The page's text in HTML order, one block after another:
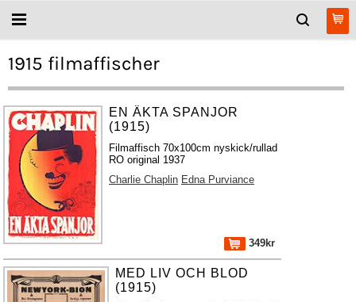
1915 filmaffischer
EN ÄKTA SPANJOR
(1915)
Filmaffisch 70x100cm nyskick/rullad
RO original 1937
Charlie Chaplin Edna Purviance
349kr
MED LIV OCH BLOD
(1915)